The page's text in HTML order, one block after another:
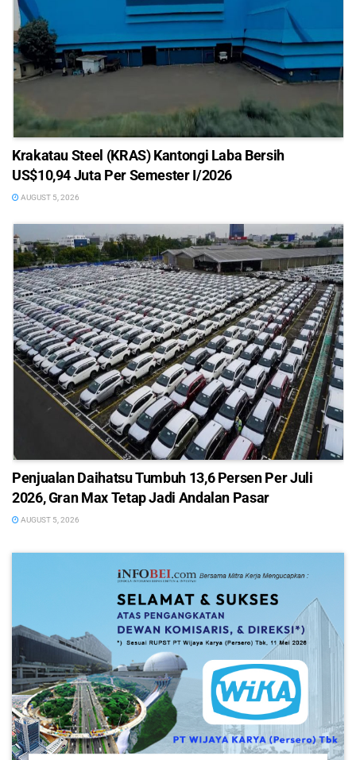
Krakatau Steel (KRAS) Kantongi Laba Bersih
US$10,94 Juta Per Semester I/2026
AUGUST 5, 2026
Penjualan Daihatsu Tumbuh 13,6 Persen Per Juli
2026, Gran Max Tetap Jadi Andalan Pasar
AUGUST 5, 2026